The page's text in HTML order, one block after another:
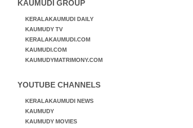
KAUMUDI GROUP
KERALAKAUMUDI DAILY
KAUMUDY TV
KERALAKAUMUDI.COM
KAUMUDI.COM
KAUMUDYMATRIMONY.COM
YOUTUBE CHANNELS
KERALAKAUMUDI NEWS
KAUMUDY
KAUMUDY MOVIES